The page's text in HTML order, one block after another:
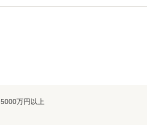
5000万円以上